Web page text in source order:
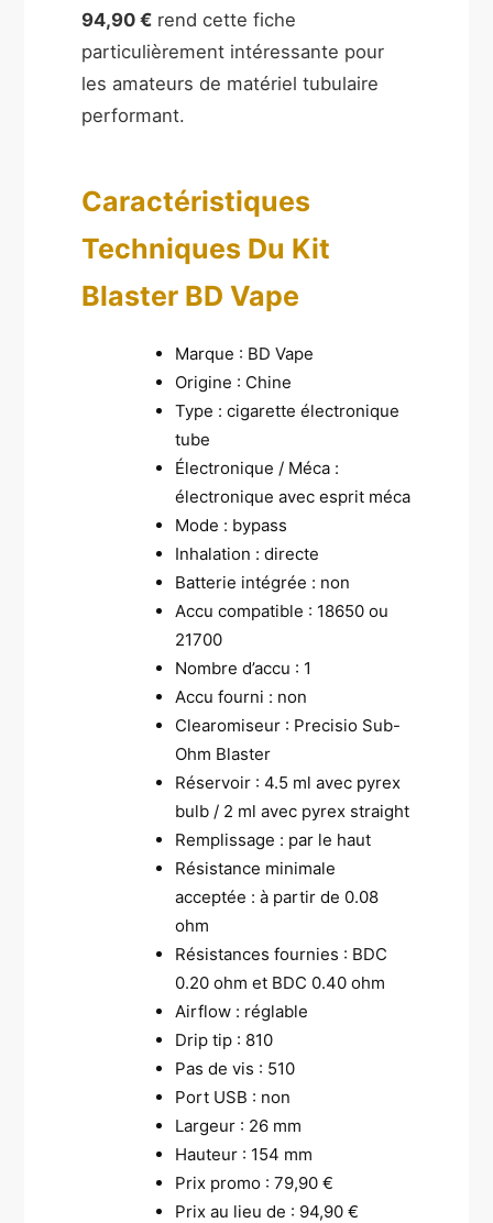
94,90 € rend cette fiche
particulièrement intéressante pour
les amateurs de matériel tubulaire
performant.
Caractéristiques
Techniques Du Kit
Blaster BD Vape
Marque : BD Vape
Origine : Chine
Type : cigarette électronique
tube
Électronique / Méca :
électronique avec esprit méca
Mode : bypass
Inhalation : directe
Batterie intégrée : non
Accu compatible : 18650 ou
21700
Nombre d’accu : 1
Accu fourni : non
Clearomiseur : Precisio Sub-
Ohm Blaster
Réservoir : 4.5 ml avec pyrex
bulb / 2 ml avec pyrex straight
Remplissage : par le haut
Résistance minimale
acceptée : à partir de 0.08
ohm
Résistances fournies : BDC
0.20 ohm et BDC 0.40 ohm
Airflow : réglable
Drip tip : 810
Pas de vis : 510
Port USB : non
Largeur : 26 mm
Hauteur : 154 mm
Prix promo : 79,90 €
Prix au lieu de : 94,90 €